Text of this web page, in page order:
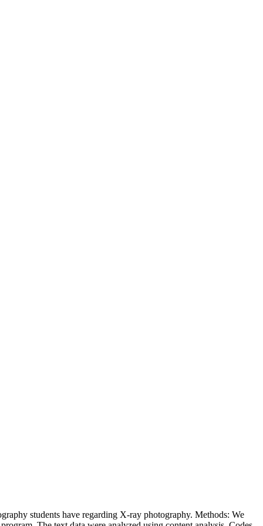
students have regarding X-ray photography. Methods: We